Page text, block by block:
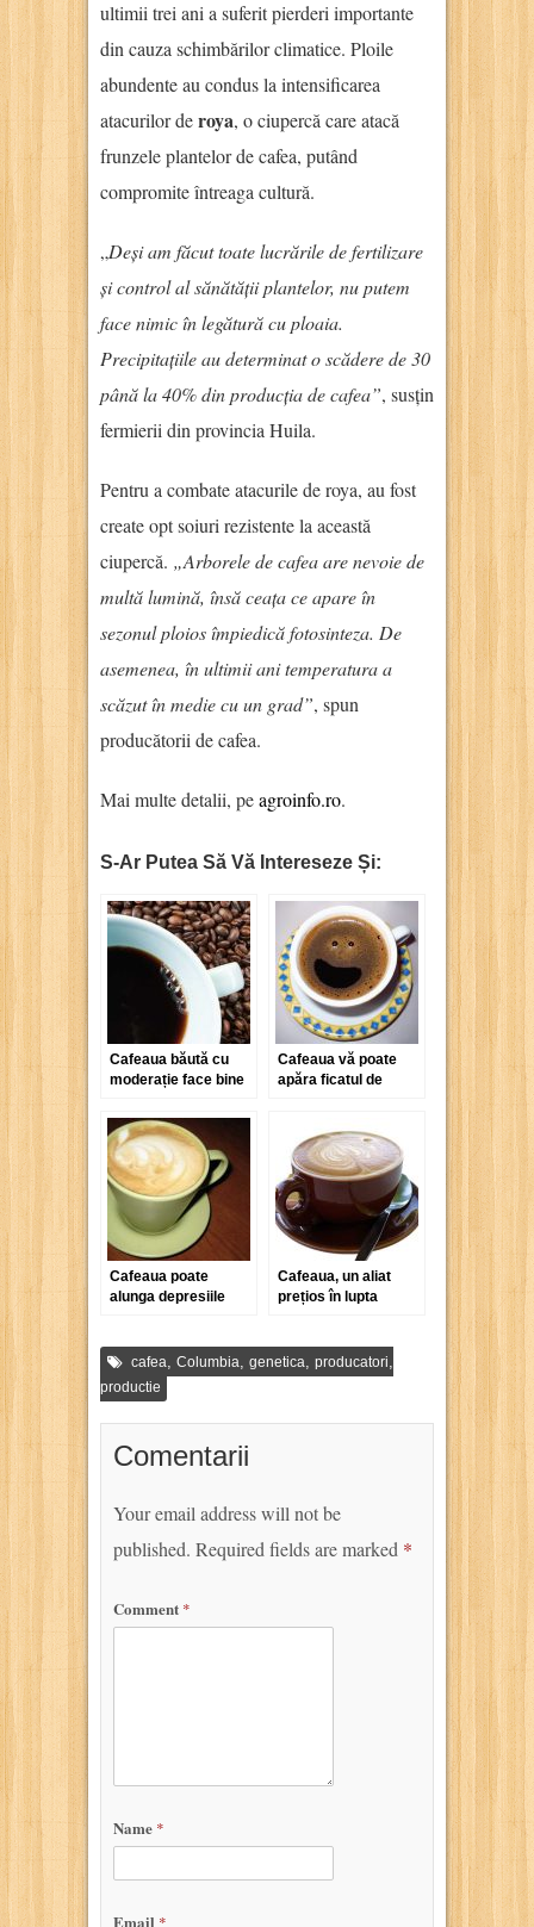
ultimii trei ani a suferit pierderi importante
din cauza schimbărilor climatice. Ploile
abundente au condus la intensificarea
atacurilor deroya, o ciupercă care atacă
frunzele plantelor de cafea, putând
compromite întreaga cultură.
„Deși am făcut toate lucrările de fertilizare
și control al sănătății plantelor, nu putem
face nimic în legătură cu ploaia.
Precipitațiile au determinat o scădere de 30
până la 40% din producția de cafea”, susțin
fermierii din provincia Huila.
Pentru a combate atacurile de roya, au fost
create opt soiuri rezistente la această
ciupercă. „Arborele de cafea are nevoie de
multă lumină, însă ceața ce apare în
sezonul ploios împiedică fotosinteza. De
asemenea, în ultimii ani temperatura a
scăzut în medie cu un grad”, spun
producătorii de cafea.
Mai multe detalii, peagroinfo.ro.
S-Ar Putea Să Vă Intereseze Și:
Cafeaua băută cu
moderație face bine
Cafeaua vă poate
apăra ficatul de
Cafeaua poate
alunga depresiile
Cafeaua, un aliat
prețios în lupta
cafea Columbia genetica producatori
productie
Comentarii
Your email address will not be
published. Required fields are marked *
Comment *
Name *
Email *